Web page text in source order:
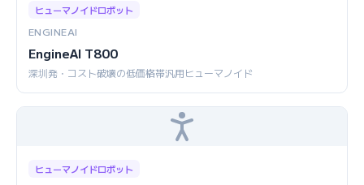
ヒューマノイドロボット
ENGINEAI
EngineAI T800
深圳発・コスト破壊の低価格帯汎用ヒューマノイド
ヒューマノイドロボット